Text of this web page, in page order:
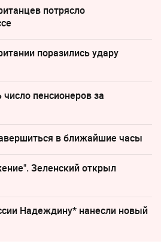
потрясло
поразились удару
пенсионеров за
в ближайшие часы
Зеленский открыл
Надеждину* нанесли новый